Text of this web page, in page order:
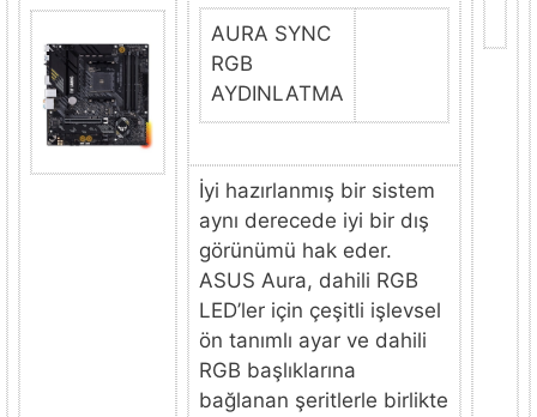
AURA SYNC
RGB
AYDINLATMA
İyi hazırlanmış bir sistem
aynı derecede iyi bir dış
görünümü hak eder.
ASUS Aura, dahili RGB
LED’ler için çeşitli işlevsel
ön tanımlı ayar ve dahili
RGB başlıklarına
bağlanan şeritlerle birlikte